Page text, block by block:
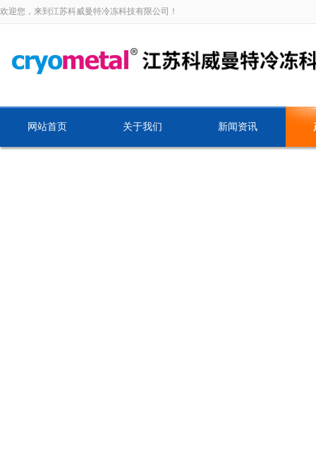
欢迎您，来到江苏科威曼特冷冻科技有限公司！
网站首页 关于我们 新闻资讯